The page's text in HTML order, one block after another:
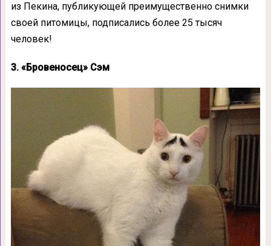
из Пекина, публикующей преимущественно снимки
своей питомицы, подписались более 25 тысяч
человек!
3. «Бровеносец» Сэм